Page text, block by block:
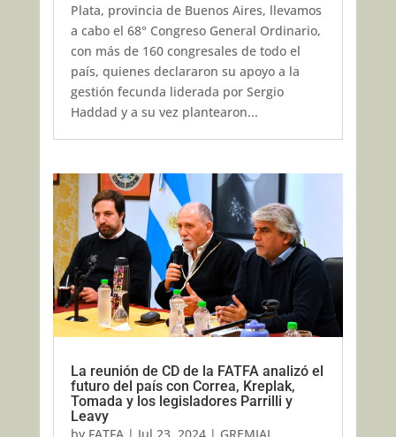
Plata, provincia de Buenos Aires, llevamos
a cabo el 68° Congreso General Ordinario,
con más de 160 congresales de todo el
país, quienes declararon su apoyo a la
gestión fecunda liderada por Sergio
Haddad y a su vez plantearon...
La reunión de CD de la FATFA analizó el
futuro del país con Correa, Kreplak,
Tomada y los legisladores Parrilli y
Leavy